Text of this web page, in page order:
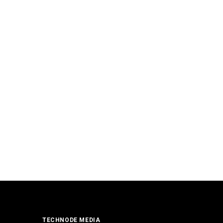
TECHNODE MEDIA